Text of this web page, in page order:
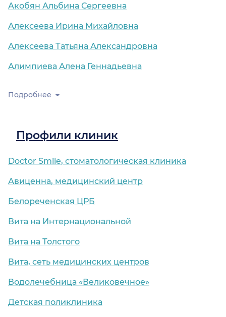
Акобян Альбина Сергеевна
Алексеева Ирина Михайловна
Алексеева Татьяна Александровна
Алимпиева Алена Геннадьевна
Подробнее
Профили клиник
Doctor Smile, стоматологическая клиника
Авиценна, медицинский центр
Белореченская ЦРБ
Вита на Интернациональной
Вита на Толстого
Вита, сеть медицинских центров
Водолечебница «Великовечное»
Детская поликлиника